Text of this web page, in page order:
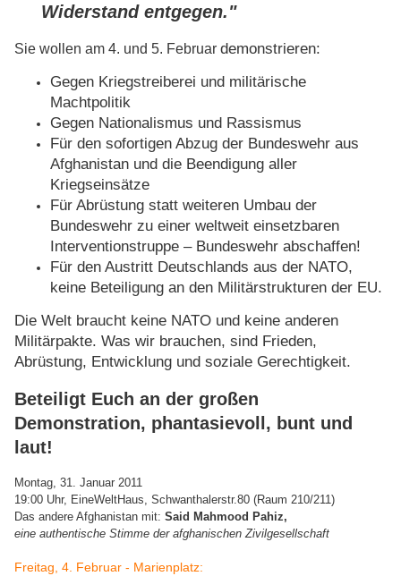
Widerstand entgegen."
Sie wollen am 4. und 5. Februar demonstrieren:
Gegen Kriegstreiberei und militärische
Machtpolitik
Gegen Nationalismus und Rassismus
Für den sofortigen Abzug der Bundeswehr aus
Afghanistan und die Beendigung aller
Kriegseinsätze
Für Abrüstung statt weiteren Umbau der
Bundeswehr zu einer weltweit einsetzbaren
Interventionstruppe – Bundeswehr abschaffen!
Für den Austritt Deutschlands aus der NATO,
keine Beteiligung an den Militärstrukturen der EU.
Die Welt braucht keine NATO und keine anderen
Militärpakte. Was wir brauchen, sind Frieden,
Abrüstung, Entwicklung und soziale Gerechtigkeit.
Beteiligt Euch an der großen
Demonstration, phantasievoll, bunt und
laut!
Montag, 31. Januar 2011
19:00 Uhr, EineWeltHaus, Schwanthalerstr.80 (Raum 210/211)
Das andere Afghanistan mit: Said Mahmood Pahiz,
eine authentische Stimme der afghanischen Zivilgesellschaft
Freitag, 4. Februar - Marienplatz: